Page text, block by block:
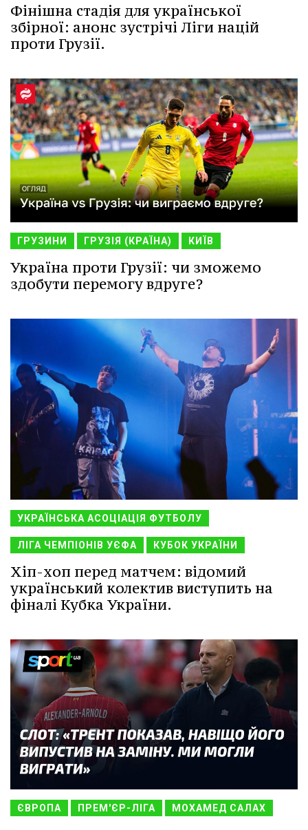
Фінішна стадія для української
збірної: анонс зустрічі Ліги націй
проти Грузії.
ГРУЗИНИ ГРУЗІЯ (КРАЇНА) КИЇВ
Україна проти Грузії: чи зможемо
здобути перемогу вдруге?
УКРАЇНСЬКА АСОЦІАЦІЯ ФУТБОЛУ
ЛІГА ЧЕМПІОНІВ УЄФА КУБОК УКРАЇНИ
Хіп-хоп перед матчем: відомий
український колектив виступить на
фіналі Кубка України.
ЄВРОПА ПРЕМ'ЄР-ЛІГА МОХАМЕД САЛАХ